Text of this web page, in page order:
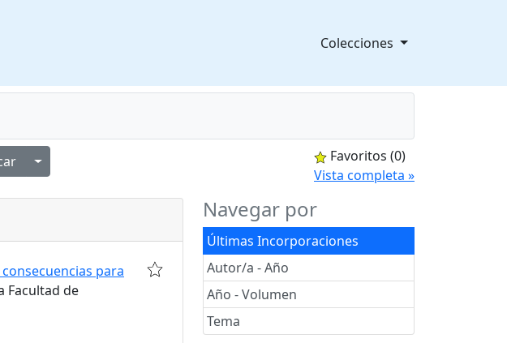
Colecciones
Alternar menú desplegable
Favoritos (0)
Vista completa »
Navegar por
Últimas Incorporaciones
Autor/a - Año
Año - Volumen
Tema
para
Facultad de